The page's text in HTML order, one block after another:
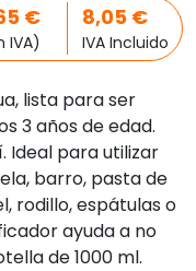
€
IVA)
8,05 €
IVA Incluido
lista para ser
3 años de edad.
Ideal para utilizar
barro, pasta de
rodillo, espátulas o
ayuda a no
de 1000 ml.